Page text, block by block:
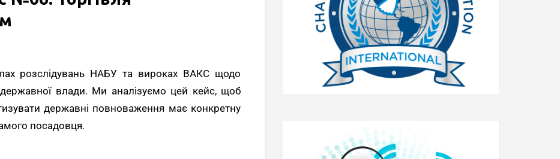
розслідувань НАБУ та вироках ВАКС щодо
влади. Ми аналізуємо цей кейс, щоб
державні повноваження має конкретну
посадовця.